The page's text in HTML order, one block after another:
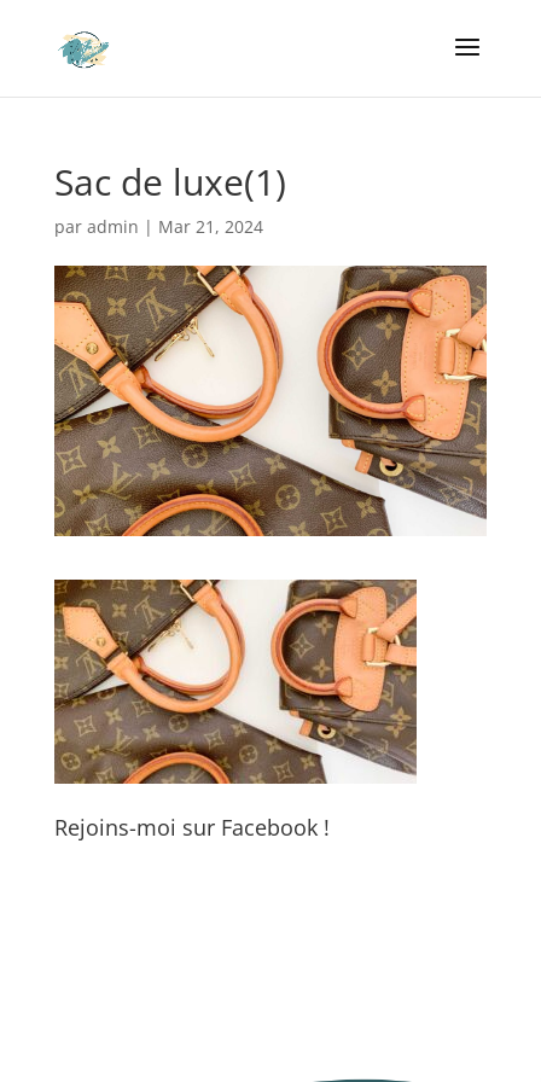
Sac de luxe(1)
par admin | Mar 21, 2024
Rejoins-moi sur Facebook !